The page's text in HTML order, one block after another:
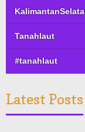
Tanahlaut
#tanahlaut
Latest Posts